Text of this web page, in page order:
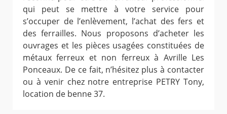
qui peut se mettre à votre service pour
s’occuper de l’enlèvement, l’achat des fers et
des ferrailles. Nous proposons d’acheter les
ouvrages et les pièces usagées constituées de
métaux ferreux et non ferreux à Avrille Les
Ponceaux. De ce fait, n’hésitez plus à contacter
ou à venir chez notre entreprise PETRY Tony,
location de benne 37.